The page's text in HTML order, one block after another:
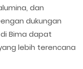
dan
dukungan
Bima dapat
lebih terencana